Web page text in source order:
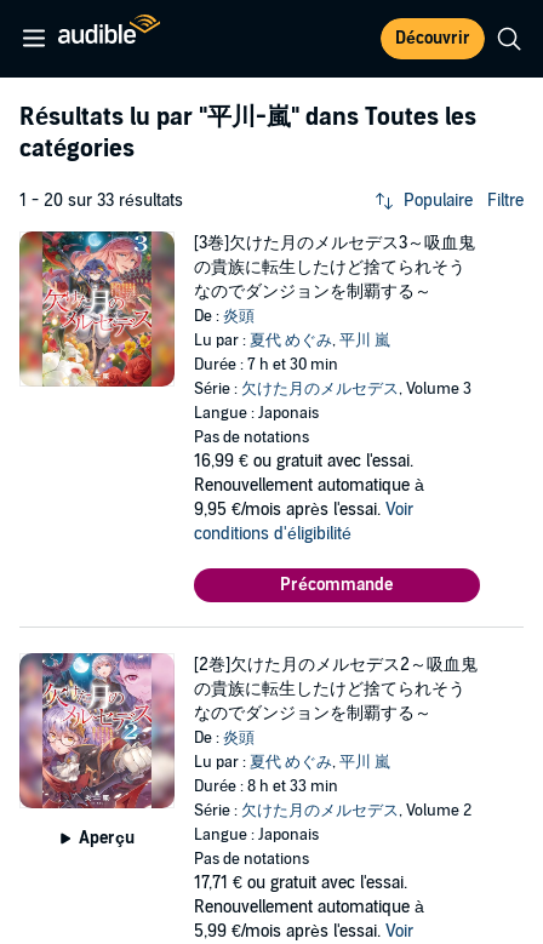
Découvrir
Résultats lu par "平川-嵐" dans Toutes les
catégories
1 - 20 sur 33 résultats Populaire Filtre
[3巻]欠けた月のメルセデス3～吸血鬼
の貴族に転生したけど捨てられそう
なのでダンジョンを制覇する～
De :炎頭
Lu par : 夏代 めぐみ,平川 嵐
Durée : 7 h et 30 min
Série : 欠けた月のメルセデス, Volume 3
Langue : Japonais
Pas de notations
16,99 € ou gratuit avec l'essai.
Renouvellement automatique à
9,95 €/mois après l'essai. Voir
conditions d'éligibilité
Précommande
Aperçu
[2巻]欠けた月のメルセデス2～吸血鬼
の貴族に転生したけど捨てられそう
なのでダンジョンを制覇する～
De :炎頭
Lu par : 夏代 めぐみ,平川 嵐
Durée : 8 h et 33 min
Série : 欠けた月のメルセデス, Volume 2
Langue : Japonais
Pas de notations
17,71 € ou gratuit avec l'essai.
Renouvellement automatique à
5,99 €/mois après l'essai. Voir